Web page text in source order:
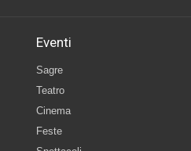
Eventi
Sagre
Teatro
Cinema
Feste